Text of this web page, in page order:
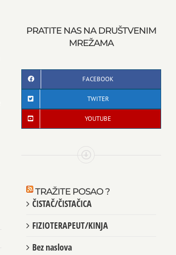
PRATITE NAS NA DRUŠTVENIM
MREŽAMA
FACEBOOK
TWITER
YOUTUBE
TRAŽITE POSAO ?
ČISTAČ/ČISTAČICA
FIZIOTERAPEUT/KINJA
Bez naslova